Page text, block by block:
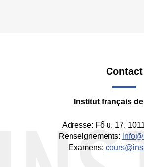
Contact
Institut français
Adresse: Fő u. 17.
Renseignements:
Examens: